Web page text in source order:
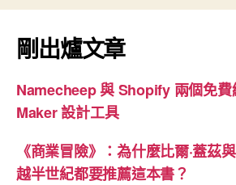
之
剛出爐文章
Namecheep 與 Shopify 兩個免
Maker 設計工具
《商業冒險》：為什麼比爾·蓋茲
越半世紀都要推薦這本書？